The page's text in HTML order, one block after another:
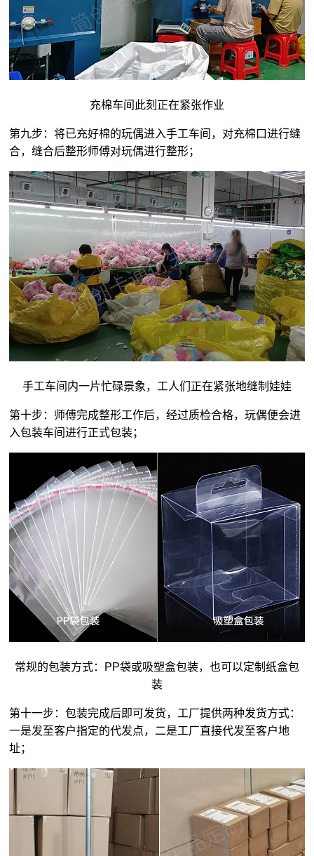
充棉车间此刻正在紧张作业
第九步：将已充好棉的玩偶进入手工车间，对充棉口进行缝
合，缝合后整形师傅对玩偶进行整形；
手工车间内一片忙碌景象，工人们正在紧张地缝制娃娃
第十步：师傅完成整形工作后，经过质检合格，玩偶便会进
入包装车间进行正式包装；
常规的包装方式：PP袋或吸塑盒包装，也可以定制纸盒包
装
第十一步：包装完成后即可发货，工厂提供两种发货方式：
一是发至客户指定的代发点，二是工厂直接代发至客户地
址；